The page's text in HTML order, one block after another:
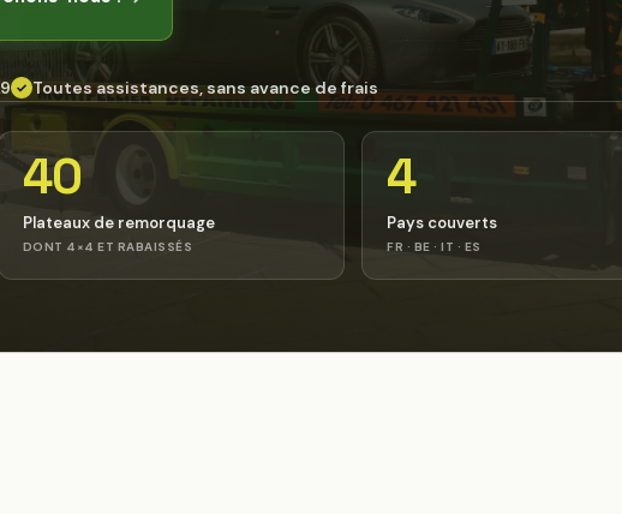
✓ Toutes assistances, sans avance de frais
40
Plateaux de remorquage
DONT 4×4 ET RABAISSÉS
4
Pays couverts
FR · BE · IT · ES